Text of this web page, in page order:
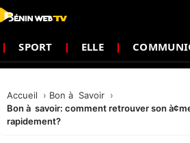
SPORT ELLE
Accueil
Bon à Savoir
Bon à savoir: comment retrouver son
rapidement?